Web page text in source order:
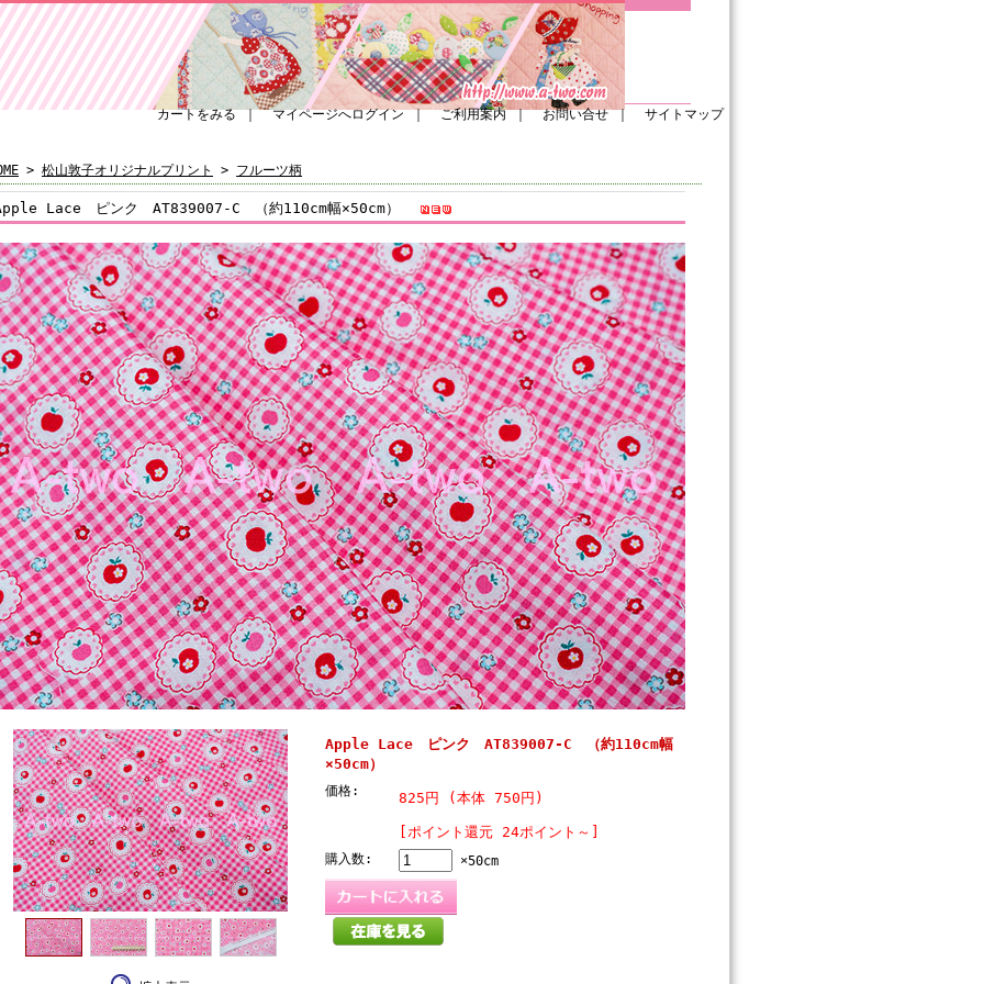
カートをみる｜ マイページへログイン｜ ご利用案内｜ お問い合せ｜ サイトマップ
> 松山敦子オリジナルプリント > フルーツ柄
Lace ピンク AT839007-C （約110cm幅×50cm）
Apple Lace ピンク AT839007-C （約110cm幅
×50cm）
価格: 825円 (本体 750円)
[ポイント還元 24ポイント～]
購入数: ×50cm